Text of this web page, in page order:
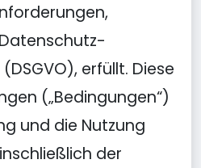
erfüllt. Diese
(„Bedingungen“)
und die Nutzung
der